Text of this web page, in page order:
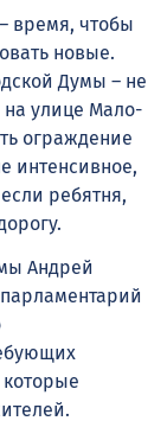
время, чтобы
новые.
Думы – не
на улице Мало-
ограждение
интенсивное,
ребятня,
Андрей